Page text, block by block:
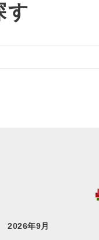
す
2026年9月